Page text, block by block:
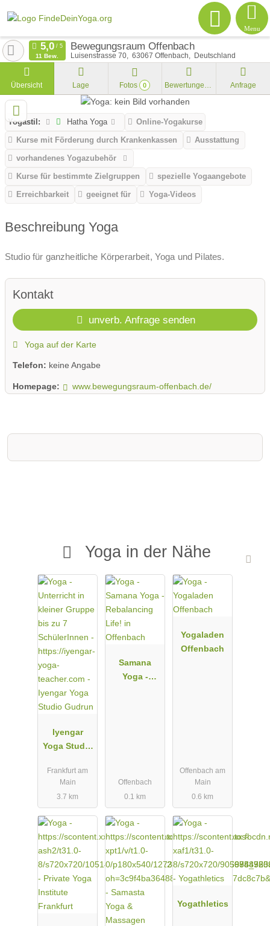
Menu
Bewegungsraum Offenbach
Luisenstrasse 70 63067 Offenbach Deutschland
11 Bew.
Übersicht Lage Fotos 0 Bewertungen Anfrage
Yogastil: Hatha Yoga
Online-Yogakurse
Kurse mit Förderung durch Krankenkassen
Ausstattung
vorhandenes Yogazubehör
Kurse für bestimmte Zielgruppen
spezielle Yogaangebote
Erreichbarkeit
geeignet für Yoga-Videos
Beschreibung Yoga
Studio für ganzheitliche Körperarbeit, Yoga und Pilates.
Kontakt
unverb. Anfrage senden
Yoga auf der Karte
Telefon: keine Angabe
Homepage: www.bewegungsraum-offenbach.de/
Yoga in der Nähe
Iyengar
Yoga Studio
Frankfurt am
Main
3.7 km
Samana
Yoga -
Offenbach
0.1 km
Yogaladen
Offenbach
Offenbach am
Main
0.6 km
Yogathletics